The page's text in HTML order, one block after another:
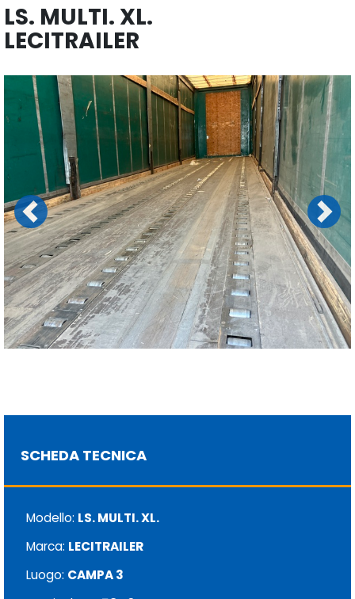
LS. MULTI. XL.
LECITRAILER
Previous Next
SCHEDA TECNICA
Modello: LS. MULTI. XL.
Marca: LECITRAILER
Luogo: CAMPA 3